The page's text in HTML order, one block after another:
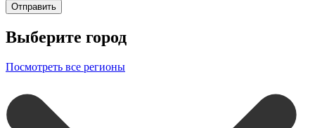
Отправить
Выберите город
Посмотреть все регионы